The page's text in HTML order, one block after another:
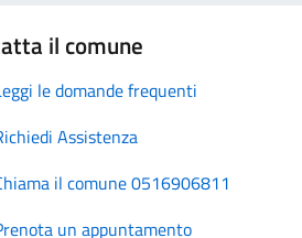
il comune
le domande frequenti
Assistenza
il comune 0516906811
un appuntamento